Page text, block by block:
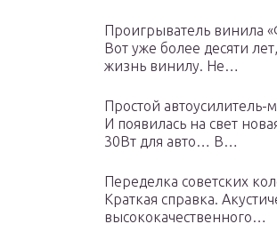
Проигрыватель винила
Вот уже более десяти
жизнь винилу. Не…
Простой
И появилась на свет
30Вт для авто… В…
Переделка советских
Краткая справка.
высококачественного…